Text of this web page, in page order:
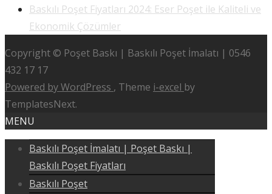
Baskılı Poşet Fiyatları 2024: Eser Poşet ile Kaliteli ve
Ekonomik Çözümler
Copyright © Poşet Baskı | Baskılı Poşet İmalatı | 0546
432 17 17
Powered by WordPress , Theme i-excel by
TemplatesNext.
MENU
Baskılı Poşet İmalatı | Poşet Baskı |
Baskılı Poşet Fiyatları
Baskılı Poşet